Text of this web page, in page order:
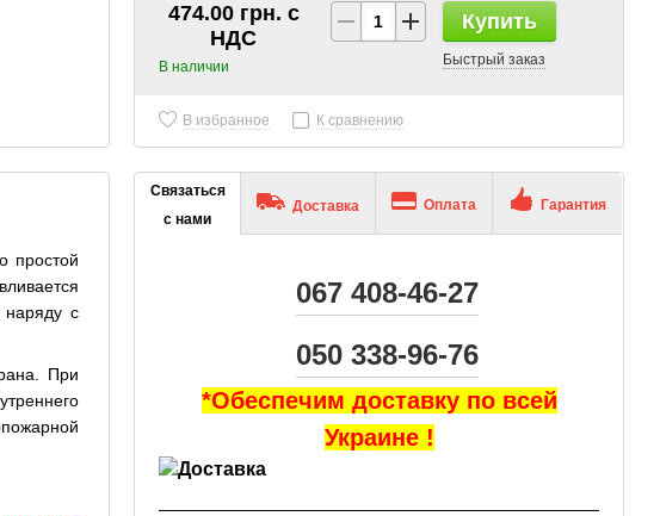
простой
наряду с
При
474.00 грн. с
НДС
В наличии
Купить
Быстрый заказ
В избранное К сравнению
Связаться
с нами
Доставка Оплата Гарантия
067 408-46-27
050 338-96-76
*Обеспечим доставку по всей
Украине !